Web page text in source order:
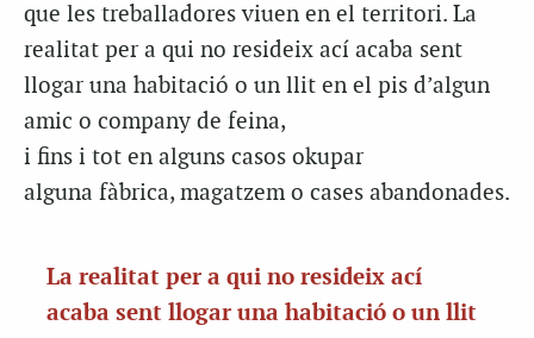
que les treballadores viuen en el territori. La
realitat per a qui no resideix ací acaba sent
llogar una habitació o un llit en el pis d’algun
amic o company de feina,
i fins i tot en alguns casos okupar
alguna fàbrica, magatzem o cases abandonades.
La realitat per a qui no resideix ací
acaba sent llogar una habitació o un llit